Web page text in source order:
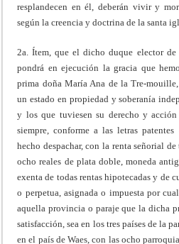
resplandecen en él, deberán vivir y
según la creencia y doctrina de la santa
2a. Ítem, que el dicho duque elector de
pondrá en ejecución la gracia que
prima doña María Ana de la Tre-
un estado en propiedad y soberanía
y los que tuviesen su derecho y acción
siempre, conforme a las letras
hecho despachar, con la renta señorial
ocho reales de plata doble, moneda
exenta de todas rentas hipotecadas y de
o perpetua, asignada o impuesta por
aquella provincia o paraje que la dicha
satisfacción, sea en los tres países de la
en el país de Waes, con las ocho